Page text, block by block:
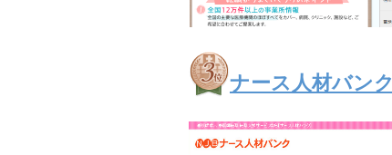
ナース人材バンク